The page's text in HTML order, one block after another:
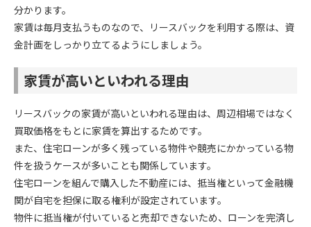
分かります。
家賃は毎月支払うものなので、リースバックを利用する際は、資
金計画をしっかり立てるようにしましょう。
家賃が高いといわれる理由
リースバックの家賃が高いといわれる理由は、周辺相場ではなく
買取価格をもとに家賃を算出するためです。
また、住宅ローンが多く残っている物件や競売にかかっている物
件を扱うケースが多いことも関係しています。
住宅ローンを組んで購入した不動産には、抵当権といって金融機
関が自宅を担保に取る権利が設定されています。
物件に抵当権が付いていると売却できないため、ローンを完済し